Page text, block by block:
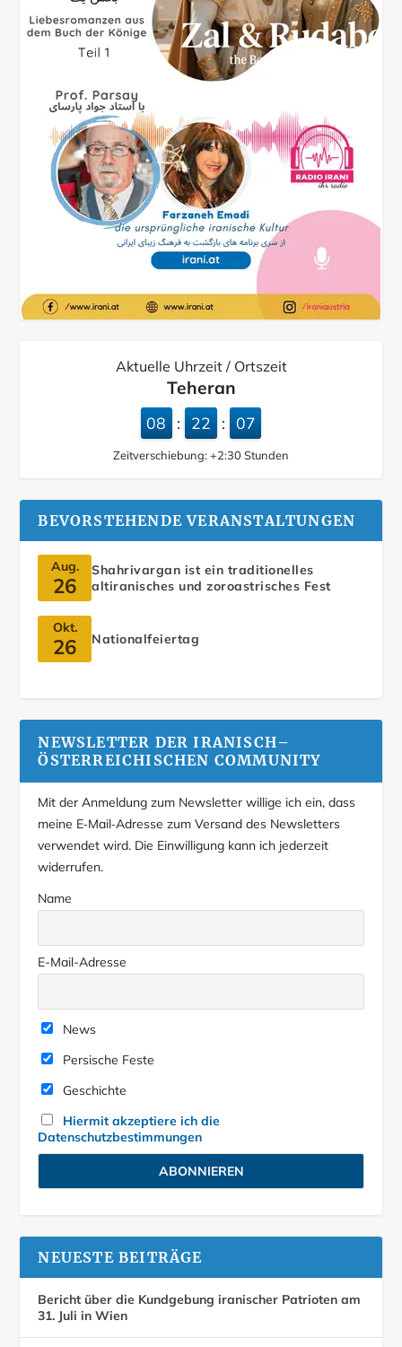
Aktuelle Uhrzeit / Ortszeit
Teheran
08 : 22 : 08
Zeitverschiebung: +2:30 Stunden
BEVORSTEHENDE VERANSTALTUNGEN
Aug.
26
Shahrivargan ist ein traditionelles
altiranisches und zoroastrisches Fest
Okt.
26 Nationalfeiertag
NEWSLETTER DER IRANISCH–
ÖSTERREICHISCHEN COMMUNITY
Mit der Anmeldung zum Newsletter willige ich ein, dass
meine E‑Mail‑Adresse zum Versand des Newsletters
verwendet wird. Die Einwilligung kann ich jederzeit
widerrufen.
Name
E-Mail-Adresse
News
Persische Feste
Geschichte
Hiermit akzeptiere ich die
Datenschutzbestimmungen
NEUESTE BEITRÄGE
Bericht über die Kundgebung iranischer Patrioten am
31. Juli in Wien